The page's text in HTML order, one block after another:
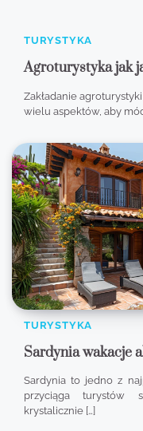
TURYSTYKA
Agroturystyka jak
Zakładanie
wielu aspektów, aby
TURYSTYKA
Sardynia wakacje
Sardynia to jedno z
przyciąga turystów
krystalicznie […]